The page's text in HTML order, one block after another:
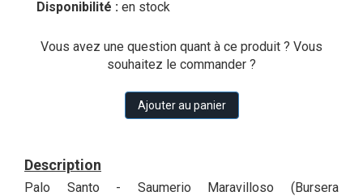
Disponibilité : en stock
Vous avez une question quant à ce produit ? Vous
souhaitez le commander ?
Ajouter au panier
Description
Palo Santo - Saumerio Maravilloso (Bursera